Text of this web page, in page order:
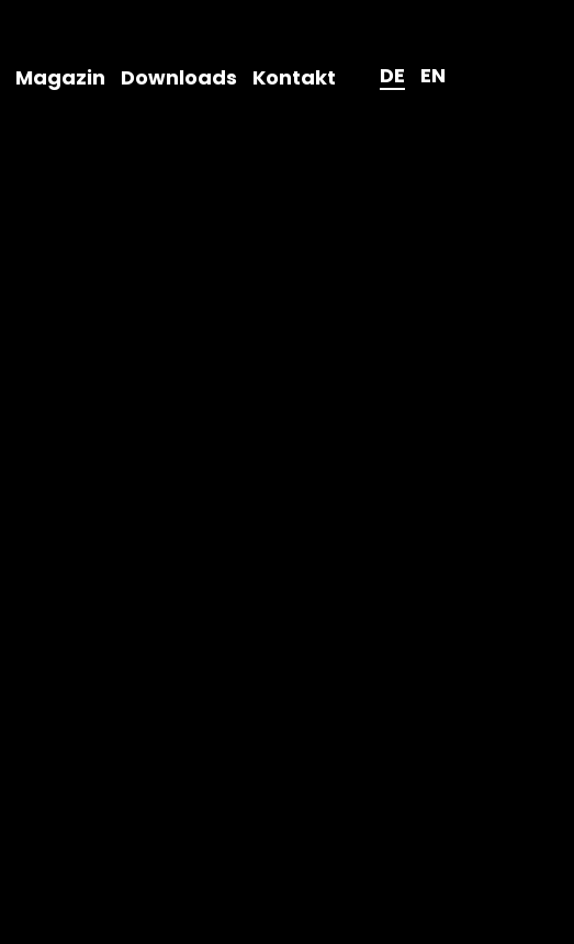
Magazin Downloads Kontakt DE EN